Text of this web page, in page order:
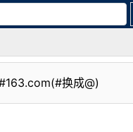
换成@)